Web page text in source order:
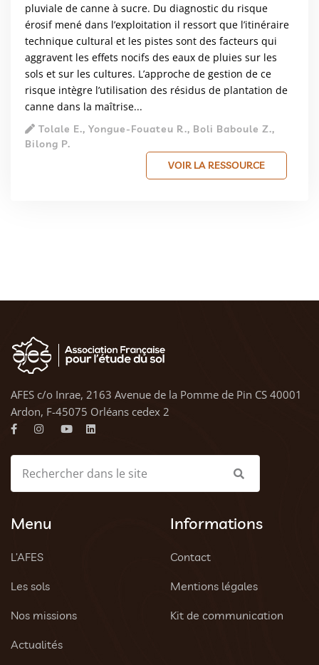
pluviale de canne à sucre. Du diagnostic du risque
érosif mené dans l’exploitation il ressort que l’itinéraire
technique cultural et les pistes sont des facteurs qui
aggravent les effets nocifs des eaux de pluies sur les
sols et sur les cultures. L’approche de gestion de ce
risque intègre l’utilisation des résidus de plantation de
canne dans la maîtrise...
Tolale E., Yongue-Fouateu R., Boli Baboule Z.,
Bilong P.
VOIR LA RESSOURCE
AFES c/o Inrae, 2163 Avenue de la Pomme de Pin CS 40001
Ardon, F-45075 Orléans cedex 2
Menu
L’AFES
Les sols
Nos missions
Actualités
Informations
Contact
Mentions légales
Kit de communication